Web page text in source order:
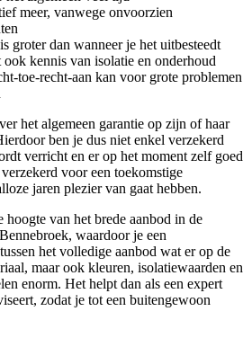
meer, vanwege onvoorzien
groter dan wanneer je het uitbesteedt
ook kennis van isolatie en onderhoud
toe-recht-aan kan voor grote problemen
het algemeen garantie op zijn of haar
ben je dus niet enkel verzekerd
verricht en er op het moment zelf goed
voor een toekomstige
jaren plezier van gaat hebben.
hoogte van het brede aanbod in de
waardoor je een
het volledige aanbod wat er op de
maar ook kleuren, isolatiewaarden en
enorm. Het helpt dan als een expert
zodat je tot een buitengewoon